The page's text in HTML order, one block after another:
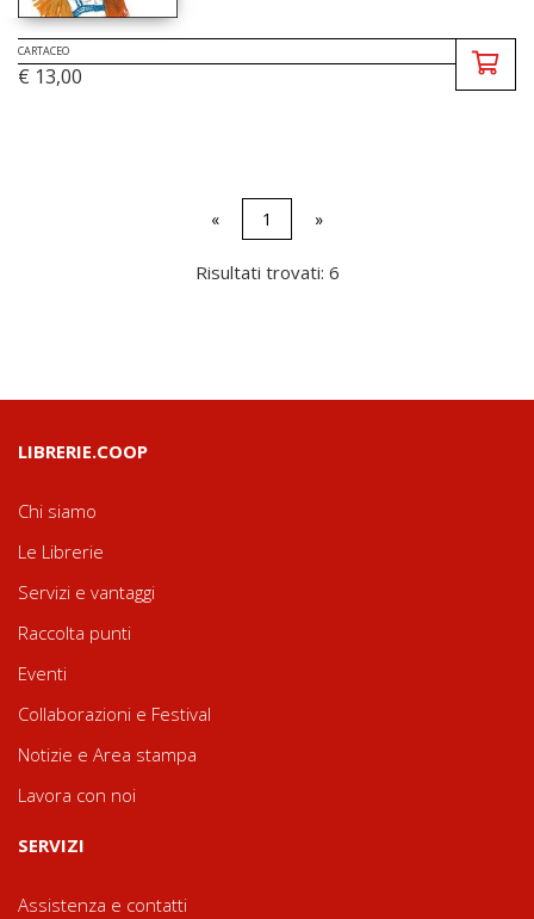
CARTACEO
€ 13,00
« 1 »
Risultati trovati: 6
LIBRERIE.COOP
Chi siamo
Le Librerie
Servizi e vantaggi
Raccolta punti
Eventi
Collaborazioni e Festival
Notizie e Area stampa
Lavora con noi
SERVIZI
Assistenza e contatti